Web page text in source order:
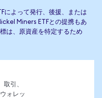
よって発行、後援、または
Miners ETFとの提携もあ
は、原資産を特定するため
引、
ォレッ